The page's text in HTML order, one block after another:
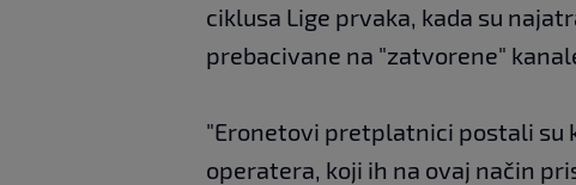
ciklusa Lige prvaka, kada su
prebacivane na "zatvorene"
"Eronetovi pretplatnici postali su
operatera, koji ih na ovaj način